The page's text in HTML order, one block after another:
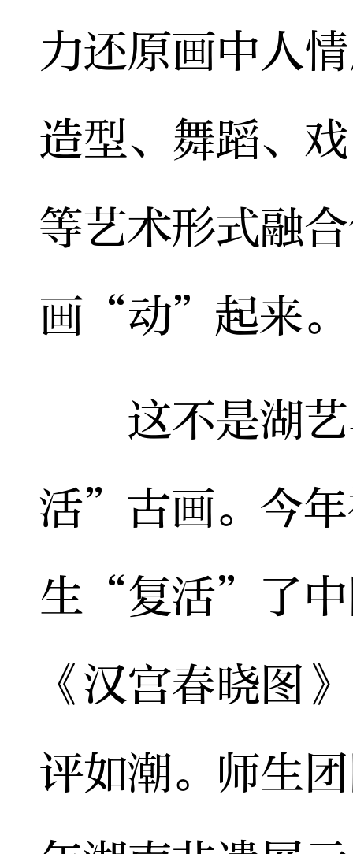
力还原画中人
造型、舞蹈、
等艺术形式融
画“动”起来。
这不是湖艺
活”古画。今
生“复活”了中
《汉宫春晓图
评如潮。师生